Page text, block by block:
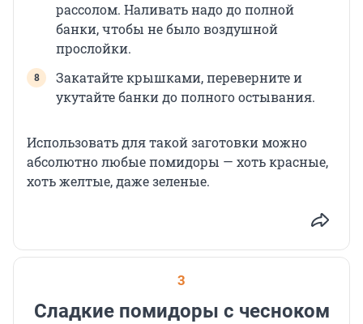
рассолом. Наливать надо до полной
банки, чтобы не было воздушной
прослойки.
Закатайте крышками, переверните и
укутайте банки до полного остывания.
Использовать для такой заготовки можно
абсолютно любые помидоры — хоть красные,
хоть желтые, даже зеленые.
3
Сладкие помидоры с чесноком